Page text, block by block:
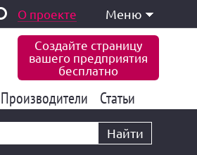
О проекте Меню
Создайте страницу
вашего предприятия
бесплатно
177 835
Производители 6 771
Статьи
Найти